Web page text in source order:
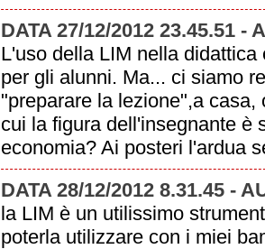
DATA 27/12/2012 23.45.51 -
L'uso della LIM nella
per gli alunni. Ma... ci siamo
"preparare la lezione",a
cui la figura dell'insegnante è
economia? Ai posteri l'ardua
DATA 28/12/2012 8.31.45 -
la LIM è un utilissimo
poterla utilizzare con i miei